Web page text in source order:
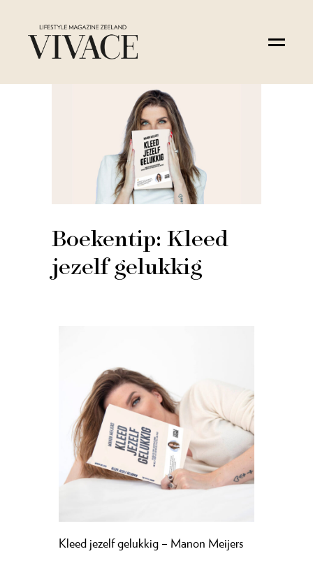
Boekentip: Kleed
jezelf gelukkig
Kleed jezelf gelukkig – Manon Meijers